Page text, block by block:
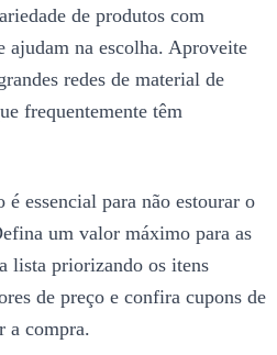
de produtos com
ajudam na escolha. Aproveite
redes de material de
frequentemente têm
essencial para não estourar o
um valor máximo para as
lista priorizando os itens
de preço e confira cupons de
a compra.